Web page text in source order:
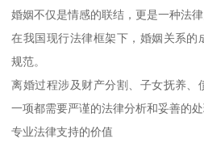
婚姻不仅是情感的联结，更是一种法律
在我国现行法律框架下，婚姻关系的
规范。
离婚过程涉及财产分割、子女抚养、
一项都需要严谨的法律分析和妥善的处
专业法律支持的价值